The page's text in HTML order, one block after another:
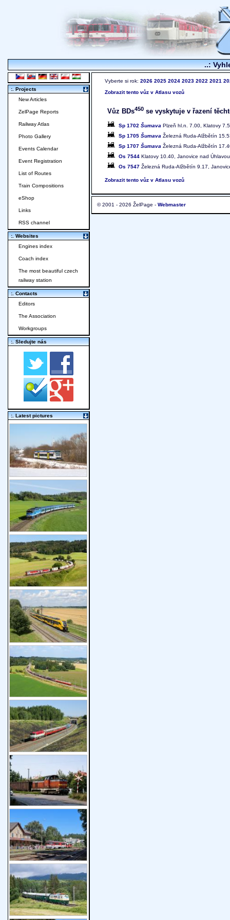
..:
Vyberte si rok: 2026 2025 2024 2023 2022 2021
Zobrazit tento vůz v Atlasu vozů
Vůz BDs450 se vyskytuje v řazení
Sp 1702 Šumava Plzeň hl.n. 7.00, Klatovy
Sp 1705 Šumava Železná Ruda-Alžbětín
Sp 1707 Šumava Železná Ruda-Alžbětín
Os 7544 Klatovy 10.40, Janovice nad
Os 7547 Železná Ruda-Alžbětín 9.17,
Zobrazit tento vůz v Atlasu vozů
© 2001 - 2026 ŽelPage - Webmaster
:. Projects
New Articles
ZelPage Reports
Railway Atlas
Photo Gallery
Events Calendar
Event Registration
List of Routes
Train Compositions
eShop
Links
RSS channel
:. Websites
Engines index
Coach index
The most beautiful czech
railway station
:. Contacts
Editors
The Association
Workgroups
:. Sledujte nás
:. Latest pictures